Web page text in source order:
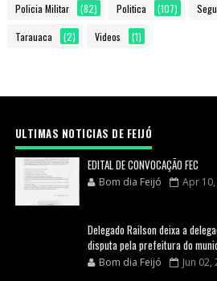
Policia Militar (82) Politica (107)
Tarauaca (2) Videos (1)
ULTIMAS NOTICIAS DE FEIJÓ
EDITAL DE CONVOCAÇÃO FEC
Bom dia Feijó Apr
Delegado Railson deixa a
disputa pela prefeitura do
Bom dia Feijó Jun 02,